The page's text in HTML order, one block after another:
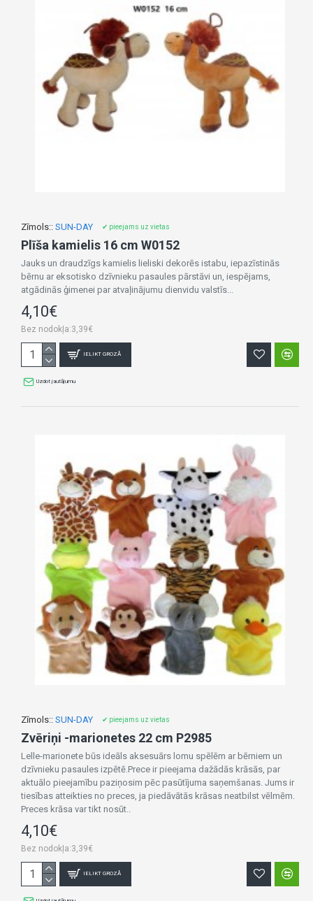
Zīmols:: SUN-DAY ✔ pieejams uz vietas
Plīša kamielis 16 cm W0152
Jauks un draudzīgs kamielis lieliski dekorēs istabu, iepazīstinās
bērnu ar eksotisko dzīvnieku pasaules pārstāvi un, iespējams,
atgādinās ģimenei par atvaļinājumu dienvidu valstīs...
4,10€
Bez nodokļa:3,39€
IELIKT GROZĀ
Uzdot jautājumu
Zīmols:: SUN-DAY ✔ pieejams uz vietas
Zvēriņi -marionetes 22 cm P2985
Lelle-marionete būs ideāls aksesuārs lomu spēlēm ar bērniem un
dzīvnieku pasaules izpētē.Prece ir pieejama dažādās krāsās, par
aktuālo pieejamību paziņosim pēc pasūtījuma saņemšanas. Jums ir
tiesības atteikties no preces, ja piedāvātās krāsas neatbilst vēlmēm.
Preces krāsa var tikt nosūt..
4,10€
Bez nodokļa:3,39€
IELIKT GROZĀ